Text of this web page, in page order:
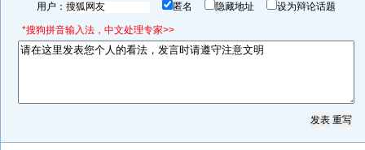
用户： 匿名 隐藏地址 设为辩论话题
*搜狗拼音输入法，中文处理专家>>